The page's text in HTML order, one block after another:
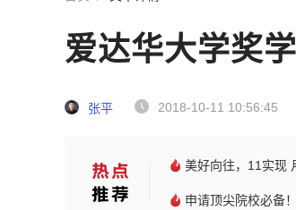
爱达华大学奖
张平 2018-10-11 10:56:45
美好向往，11实现
申请顶尖院校必备